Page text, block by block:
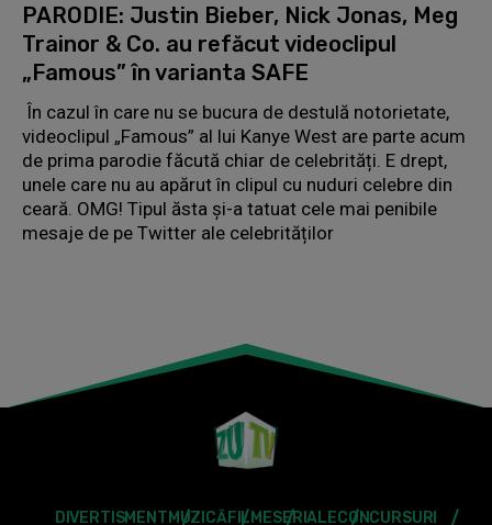
PARODIE: Justin Bieber, Nick Jonas, Meg
Trainor & Co. au refăcut videoclipul
„Famous” în varianta SAFE
În cazul în care nu se bucura de destulă notorietate,
videoclipul „Famous” al lui Kanye West are parte acum
de prima parodie făcută chiar de celebrități. E drept,
unele care nu au apărut în clipul cu nuduri celebre din
ceară. OMG! Tipul ăsta și-a tatuat cele mai penibile
mesaje de pe Twitter ale celebrităților
DIVERTISMENT MUZICĂFILMESERIALECONCURSURI